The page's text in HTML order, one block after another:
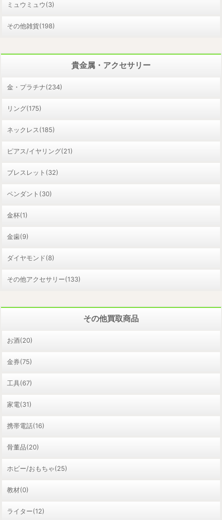
ミュウミュウ(3)
その他雑貨(198)
貴金属・アクセサリー
金・プラチナ(234)
リング(175)
ネックレス(185)
ピアス/イヤリング(21)
ブレスレット(32)
ペンダント(30)
金杯(1)
金歯(9)
ダイヤモンド(8)
その他アクセサリー(133)
その他買取商品
お酒(20)
金券(75)
工具(67)
家電(31)
携帯電話(16)
骨董品(20)
ホビー/おもちゃ(25)
教材(0)
ライター(12)